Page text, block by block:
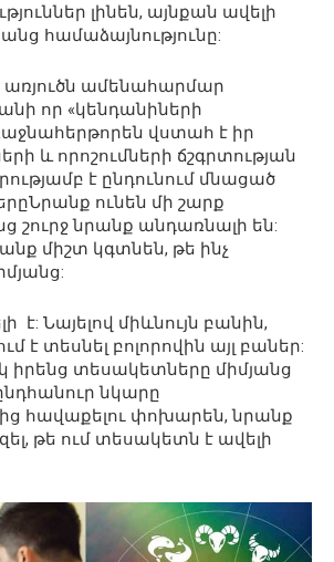
լինեն, այնքան ավելի
համաձայնությունը:
ամենահարմար
որ «կենդանիների
վստահ է իր
և որոշումների ճշգրտության
է ընդունում մնացած
ունեն մի շարք
շուրջ նրանք անդառնալի են:
միշտ կգտնեն, թե ինչ
է: Նայելով միևնույն բանին,
է տեսնել բոլորովին այլ բաներ:
տեսակետները միմյանց
նկարը
հավաքելու փոխարեն, նրանք
թե ում տեսակետն է ավելի